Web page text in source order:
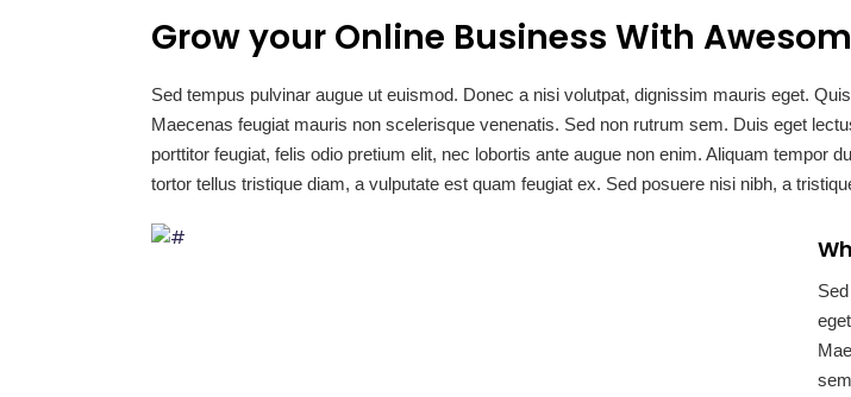
Grow your Online Business With
Sed tempus pulvinar augue ut euismod. Donec a nisi volutpat, dignissim mauris eget.
Maecenas feugiat mauris non scelerisque venenatis. Sed non rutrum sem. Duis eget
porttitor feugiat, felis odio pretium elit, nec lobortis ante augue non enim. Aliquam tempor
tortor tellus tristique diam, a vulputate est quam feugiat ex. Sed posuere nisi nibh, a